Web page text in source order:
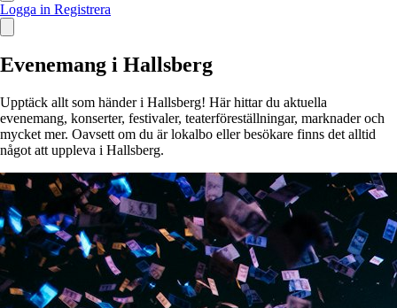
Logga in Registrera
Evenemang i Hallsberg
Upptäck allt som händer i Hallsberg! Här hittar du aktuella
evenemang, konserter, festivaler, teaterföreställningar, marknader och
mycket mer. Oavsett om du är lokalbo eller besökare finns det alltid
något att uppleva i Hallsberg.